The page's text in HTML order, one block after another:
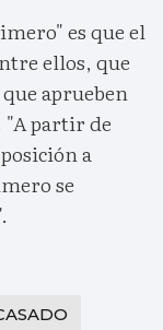
es que el
ellos, que
aprueben
"A partir de
a
se